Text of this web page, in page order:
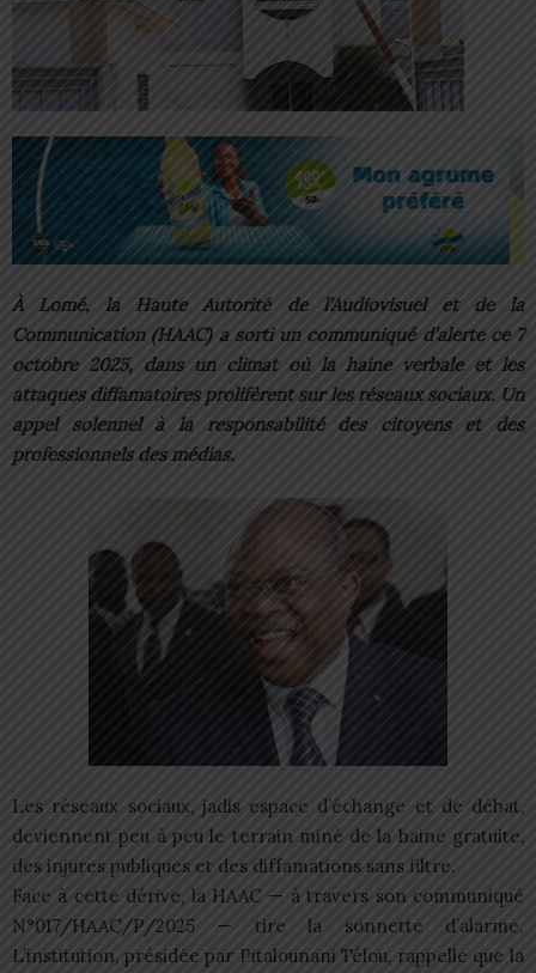
À Lomé, la Haute Autorité de l’Audiovisuel et de la
Communication (HAAC) a sorti un communiqué d’alerte ce 7
octobre 2025, dans un climat où la haine verbale et les
attaques diffamatoires prolifèrent sur les réseaux sociaux. Un
appel solennel à la responsabilité des citoyens et des
professionnels des médias.
Les réseaux sociaux, jadis espace d’échange et de débat,
deviennent peu à peu le terrain miné de la haine gratuite,
des injures publiques et des diffamations sans filtre.
Face à cette dérive, la HAAC — à travers son communiqué
N°017/HAAC/P/2025 — tire la sonnette d’alarme.
L’institution, présidée par Pitalounani Télou, rappelle que la